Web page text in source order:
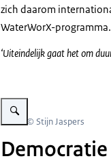
zich daarom
WaterWorX-programma.
‘Uiteindelijk gaat het om
Vergroot afbeelding Ganges
Beeld: © Stijn Jaspers